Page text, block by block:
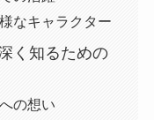
なキャラクター
く知るための
の想い